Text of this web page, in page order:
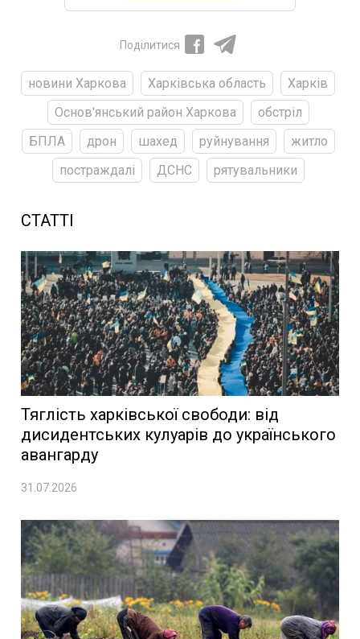
Поділитися
новини Харкова Харківська область
Харків
Основ'янський район Харкова
обстріл
БПЛА
дрон шахед руйнування
житло
постраждалі
ДСНС рятувальники
СТАТТІ
Тяглість харківської свободи: від
дисидентських кулуарів до українського
авангарду
31.07.2026